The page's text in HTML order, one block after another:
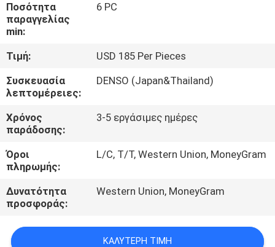
ΜΑΣ
ΕΛΆΤΕ
ΣΕ
ΕΠΑΦΉ
ΜΕ
ΖΗΤΉΣΤΕ
ΈΝΑ
ΑΠΌΣΠΑΣΜΑ
SITEMAP
Ποσότητα
παραγγελίας
min:
6 PC
Τιμή:
USD 185 Per Pieces
Συσκευασία
λεπτομέρειες:
DENSO (Japan&Thailand)
Χρόνος
παράδοσης:
3-5 εργάσιμες ημέρες
Όροι
πληρωμής:
L/C, T/T, Western Union, MoneyGram
Δυνατότητα
προσφοράς:
Western Union, MoneyGram
ΚΑΛΎΤΕΡΗ ΤΙΜΉ